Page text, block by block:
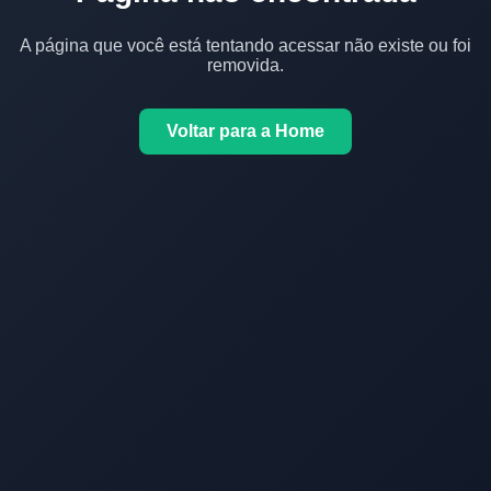
A página que você está tentando acessar não existe ou foi
removida.
Voltar para a Home